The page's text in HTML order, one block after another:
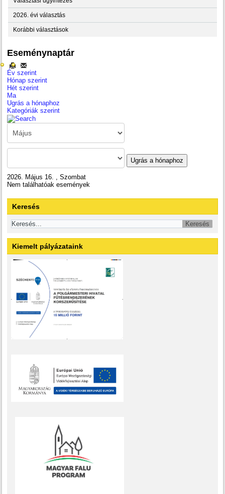
2026. évi választás
Korábbi választások
Eseménynaptár
Év szerint
Hónap szerint
Hét szerint
Ma
Ugrás a hónaphoz
Kategóriák szerint
Ugrás a hónaphoz
2026. Május 16. , Szombat
Nem találhatóak események
Keresés
Kiemelt pályázataink